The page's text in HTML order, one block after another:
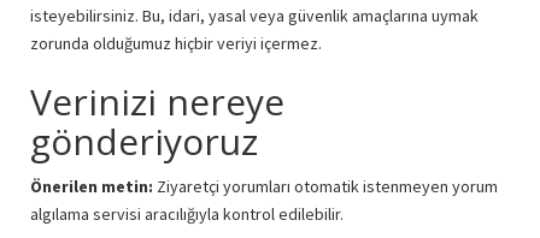
isteyebilirsiniz. Bu, idari, yasal veya güvenlik amaçlarına uymak
zorunda olduğumuz hiçbir veriyi içermez.
Verinizi nereye
gönderiyoruz
Önerilen metin: Ziyaretçi yorumları otomatik istenmeyen yorum
algılama servisi aracılığıyla kontrol edilebilir.